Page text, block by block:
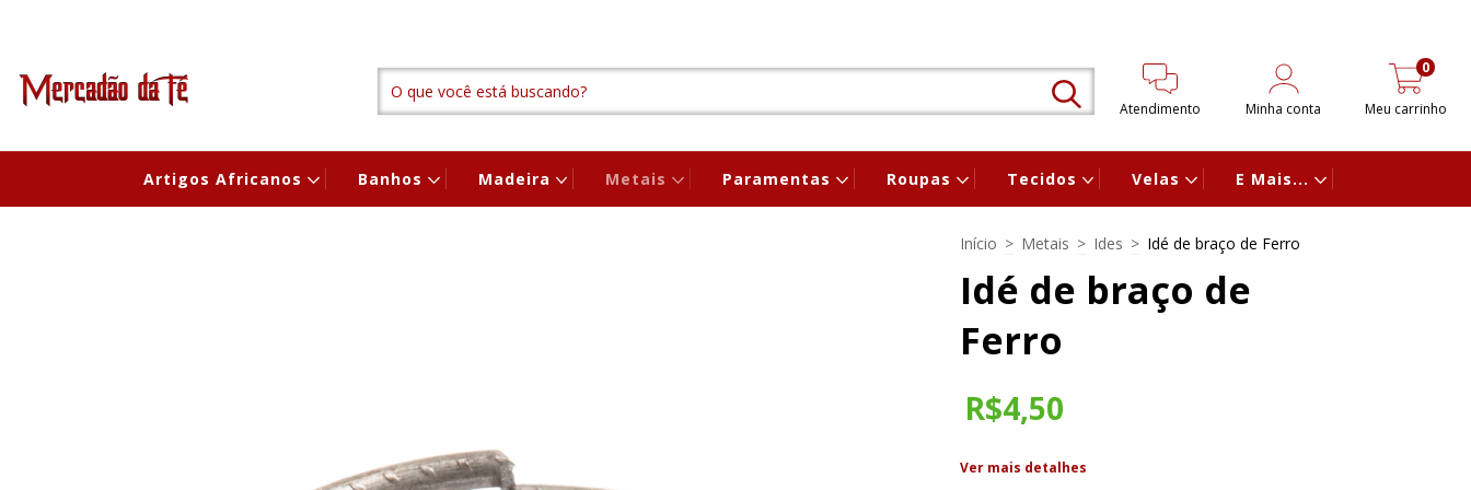
Atendimento Minha conta Meu carrinho
0
Artigos Africanos Banhos Madeira Metais Paramentas Roupas Tecidos Velas E Mais...
Início > Metais > Ides > Idé de braço de Ferro
Idé de braço de
Ferro
R$4,50
Ver mais detalhes